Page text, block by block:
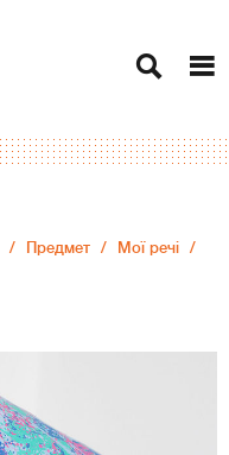
Предмет
Мої речі